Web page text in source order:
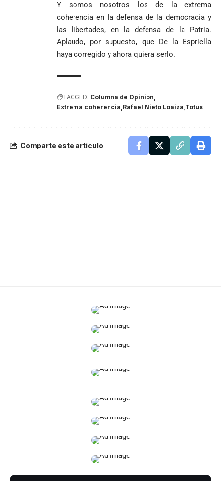
Y somos nosotros los de la extrema
coherencia en la defensa de la democracia y
las libertades, en la defensa de la Patria.
Aplaudo, por supuesto, que De la Espriella
haya corregido y ahora quiera serlo.
TAGGED: Columna de Opinion
Extrema coherencia Rafael Nieto Loaiza Totus
Comparte este artículo